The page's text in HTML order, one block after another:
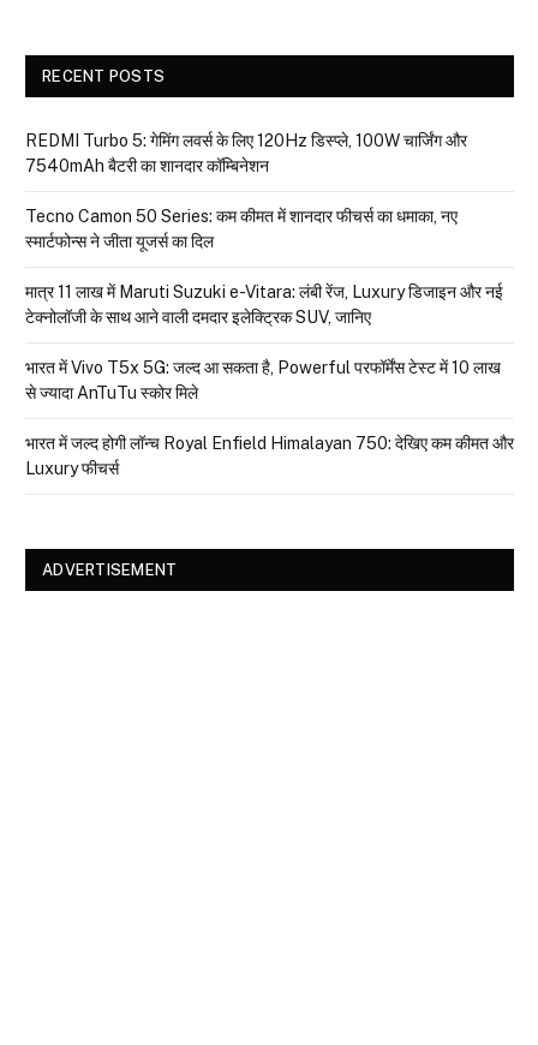
RECENT POSTS
REDMI Turbo 5: गेमिंग लवर्स के लिए 120Hz डिस्प्ले, 100W चार्जिंग और
7540mAh बैटरी का शानदार कॉम्बिनेशन
Tecno Camon 50 Series: कम कीमत में शानदार फीचर्स का धमाका, नए
स्मार्टफोन्स ने जीता यूजर्स का दिल
मात्र ₹11 लाख में Maruti Suzuki e-Vitara: लंबी रेंज, Luxury डिजाइन और नई
टेक्नोलॉजी के साथ आने वाली दमदार इलेक्ट्रिक SUV, जानिए
भारत में Vivo T5x 5G: जल्द आ सकता है, Powerful परफॉर्मेंस टेस्ट में 10 लाख
से ज्यादा AnTuTu स्कोर मिले
भारत में जल्द होगी लॉन्च Royal Enfield Himalayan 750: देखिए कम कीमत और
Luxury फीचर्स
ADVERTISEMENT